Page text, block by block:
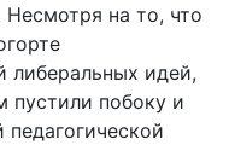
на то, что
либеральных идей,
пустили побоку и
педагогической